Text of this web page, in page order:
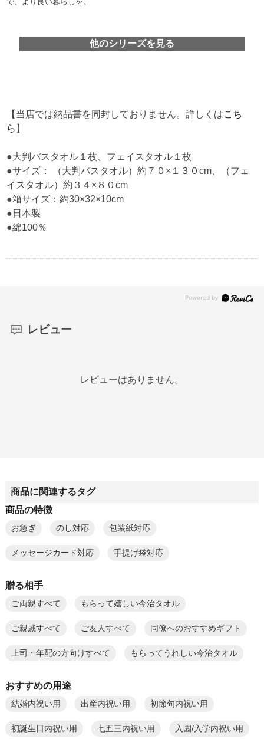
他のシリーズを見る
【当店では納品書を同封しておりません。詳しくはこち
ら 】
●大判バスタオル１枚、フェイスタオル１枚
●サイズ： （大判バスタオル）約７０×１３０cm、（フェ
イスタオル）約３４×８０cm
●箱サイズ：約30×32×10cm
●日本製
●綿100％
レビュー
レビューはありません。
商品に関連するタグ
商品の特徴
お急ぎ のし対応 包装紙対応
メッセージカード対応 手提げ袋対応
贈る相手
ご両親すべて もらって嬉しい今治タオル
ご親戚すべて ご友人すべて 同僚へのおすすめギフト
上司・年配の方向けすべて もらってうれしい今治タオル
おすすめの用途
結婚内祝い用 出産内祝い用 初節句内祝い用
初誕生日内祝い用 七五三内祝い用 入園/入学内祝い用